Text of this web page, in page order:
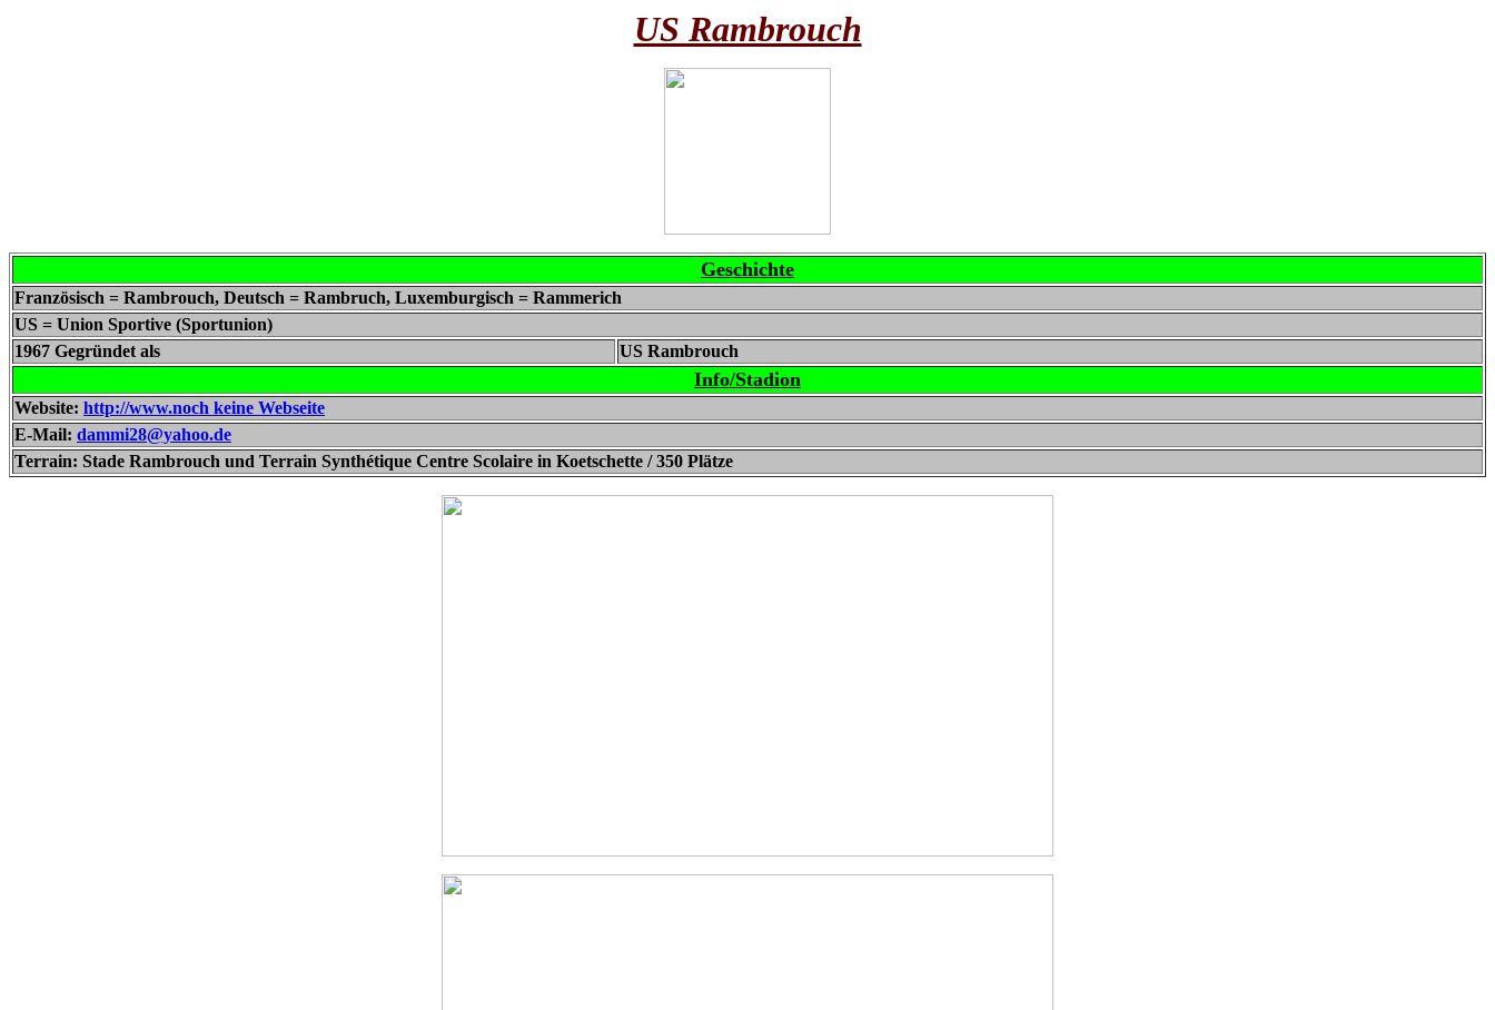
US Rambrouch
Geschichte
Französisch = Rambrouch, Deutsch = Rambruch, Luxemburgisch = Rammerich
US = Union Sportive (Sportunion)
1967 Gegründet als
US Rambrouch
Info/Stadion
Website: http://www.noch keine Webseite
E-Mail: dammi28@yahoo.de
Terrain: Stade Rambrouch und Terrain Synthétique Centre Scolaire in Koetschette / 350 Plätze